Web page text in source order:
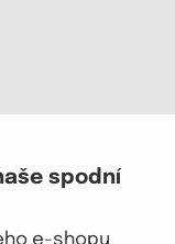
spodní
e-shopu